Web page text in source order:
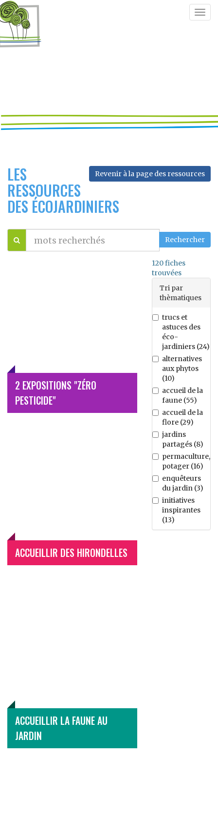
Revenir à la page des ressources
LES
RESSOURCES
DES ÉCOJARDINIERS
120fiches
trouvées
Tri par
thèmatiques
trucs et
astuces des
éco-
jardiniers (24)
alternatives
aux phytos
(10)
accueil de la
faune (55)
accueil de la
flore (29)
jardins
partagés (8)
permaculture,
potager (16)
enquêteurs
du jardin (3)
initiatives
inspirantes
(13)
2 EXPOSITIONS "ZÉRO
PESTICIDE"
ACCUEILLIR DES HIRONDELLES
ACCUEILLIR LA FAUNE AU
JARDIN